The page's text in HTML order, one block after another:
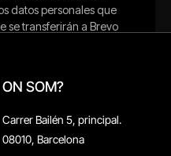
ON SOM?
Carrer Bailén 5, principal.
08010, Barcelona